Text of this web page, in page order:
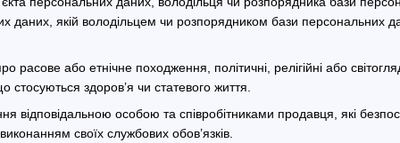
даних, якій володільцем чи розпорядником бази персональних
расове або етнічне походження, політичні, релігійні або
здоров’я чи статевого життя.
відповідальною особою та співробітниками продавця, які
своїх службових обов’язків.